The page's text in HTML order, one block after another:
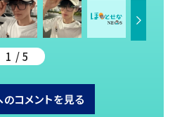
1 / 5
コメントを見る